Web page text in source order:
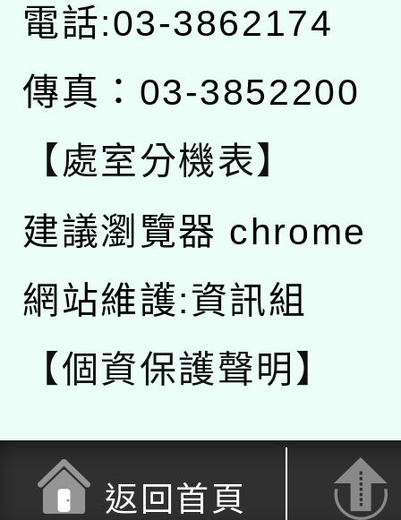
電話:03-3862174
傳真：03-3852200
【處室分機表】
建議瀏覽器 chrome
網站維護:資訊組
【個資保護聲明】
返回首頁